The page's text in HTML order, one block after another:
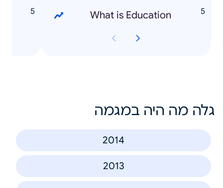
What is Education
גלה מה היה במגמה
2014
2013